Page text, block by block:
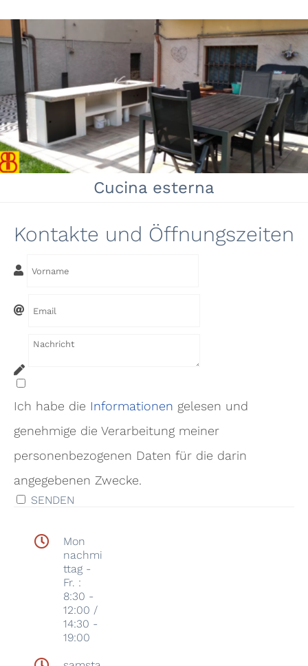
Cucina esterna
Kontakte und Öffnungszeiten
Ich habe die Informationen gelesen und
genehmige die Verarbeitung meiner
personenbezogenen Daten für die darin
angegebenen Zwecke.
SENDEN
Mon
nachmi
ttag -
Fr. :
8:30 -
12:00 /
14:30 -
19:00